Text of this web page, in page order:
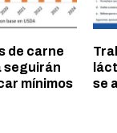
de carne
seguirán
mínimos
se